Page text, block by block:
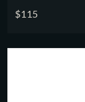
$115